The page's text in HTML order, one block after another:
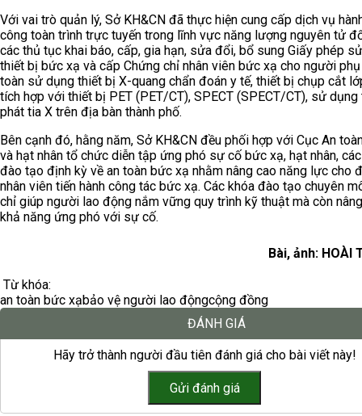
Với vai trò quản lý, Sở KH&CN đã thực hiện cung cấp dịch vụ
công toàn trình trực tuyến trong lĩnh vực năng lượng nguyên tử
các thủ tục khai báo, cấp, gia hạn, sửa đổi, bổ sung Giấy phép
thiết bị bức xạ và cấp Chứng chỉ nhân viên bức xạ cho người phụ
toàn sử dụng thiết bị X-quang chẩn đoán y tế, thiết bị chụp cắt
tích hợp với thiết bị PET (PET/CT), SPECT (SPECT/CT), sử
phát tia X trên địa bàn thành phố.
Bên cạnh đó, hằng năm, Sở KH&CN đều phối hợp với Cục An
và hạt nhân tổ chức diễn tập ứng phó sự cố bức xạ, hạt nhân,
đào tạo định kỳ về an toàn bức xạ nhằm nâng cao năng lực cho
nhân viên tiến hành công tác bức xạ. Các khóa đào tạo chuyên
chỉ giúp người lao động nắm vững quy trình kỹ thuật mà còn
khả năng ứng phó với sự cố.
Bài, ảnh: HOÀI
Từ khóa:
an toàn bức xạbảo vệ người lao độngcộng đồng
ĐÁNH GIÁ
Hãy trở thành người đầu tiên đánh giá cho bài viết này!